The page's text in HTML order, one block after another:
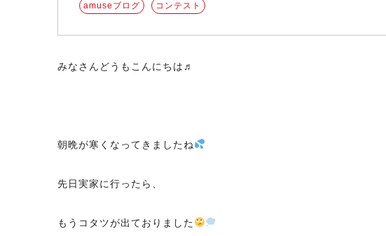
amuseブログ コンテスト
みなさんどうもこんにちは♬
朝晩が寒くなってきましたね
先日実家に行ったら、
もうコタツが出ておりました